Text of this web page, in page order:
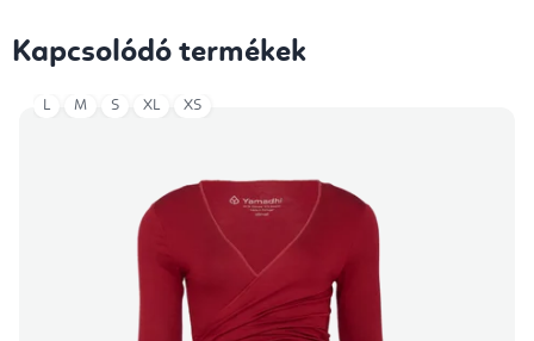
Kapcsolódó termékek
L M S XL XS